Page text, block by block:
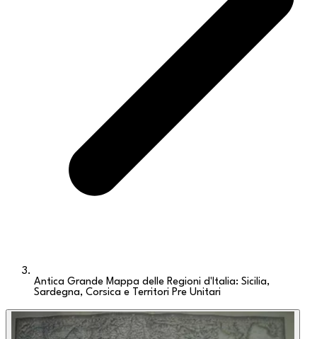
Antica Grande Mappa delle Regioni d'Italia: Sicilia,
Sardegna, Corsica e Territori Pre Unitari